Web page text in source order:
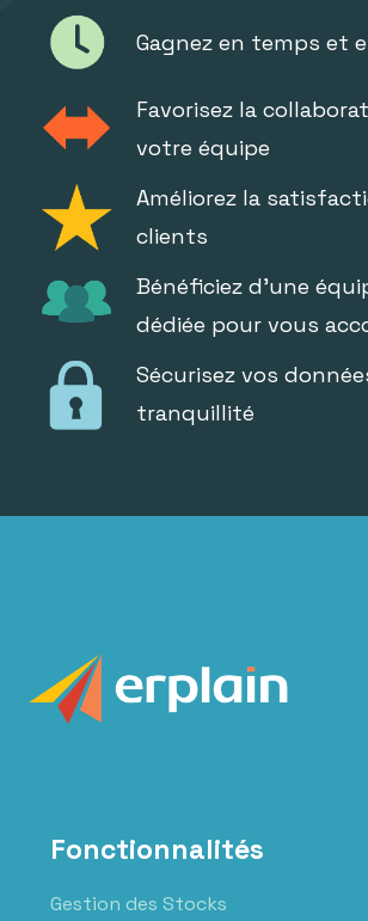
Gagnez en temps et
Favorisez la
votre équipe
Améliorez la
clients
Bénéficiez d'une
dédiée pour vous
Sécurisez vos
tranquillité
Fonctionnalités
Gestion des Stocks